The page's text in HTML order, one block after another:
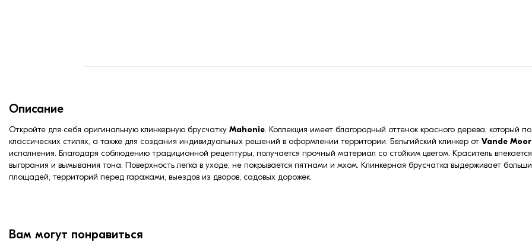
Описание
Откройте для себя оригинальную клинкерную брусчатку Mahonie. Коллекция имеет благородный оттенок красного дерева,
классических стилях, а также для создания индивидуальных решений в оформлении территории. Бельгийский клинкер от Vande
исполнения. Благодаря соблюдению традиционной рецептуры, получается прочный материал со стойким цветом. Краситель
выгорания и вымывания тона. Поверхность легка в уходе, не покрывается пятнами и мхом. Клинкерная брусчатка выдерживает
площадей, территорий перед гаражами, выездов из дворов, садовых дорожек.
Вам могут понравиться